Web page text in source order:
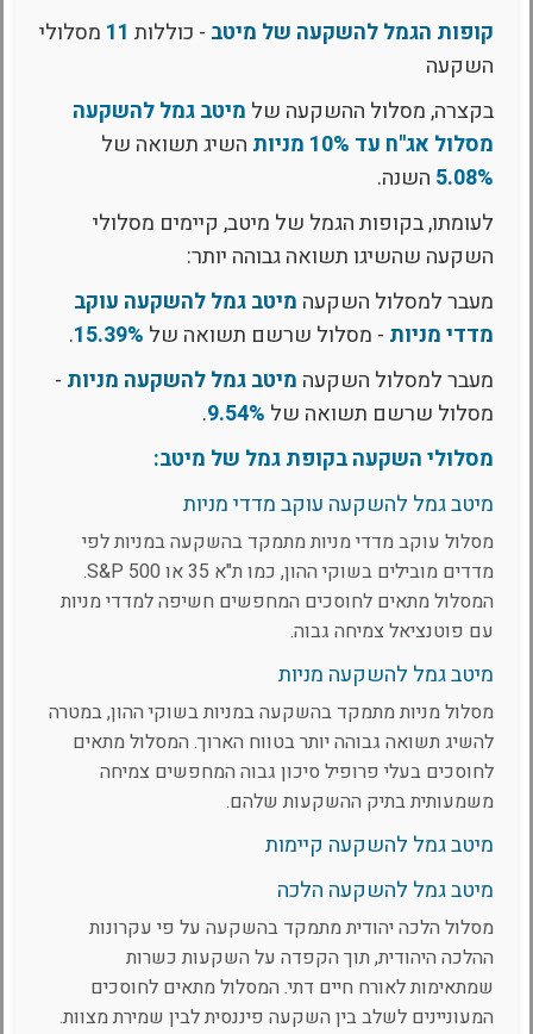
קופות הגמל להשקעה של מיטב - כוללות 11 מסלולי
השקעה
בקצרה, מסלול ההשקעה של מיטב גמל להשקעה
מסלול אג''ח עד 10% מניות
השיג תשואה של
5.08% השנה.
לעומתו, בקופות הגמל של מיטב, קיימים מסלולי
השקעה שהשיגו תשואה גבוהה יותר:
מעבר למסלול השקעה מיטב גמל להשקעה עוקב
מדדי מניות - מסלול שרשם תשואה של 15.39%
.
מעבר למסלול השקעה מיטב גמל להשקעה מניות -
מסלול שרשם תשואה של 9.54%
.
מסלולי השקעה בקופת גמל של מיטב:
מיטב גמל להשקעה עוקב מדדי מניות
מסלול עוקב מדדי מניות מתמקד בהשקעה במניות לפי
מדדים מובילים בשוקי ההון, כמו ת"א 35 או S&P 500.
המסלול מתאים לחוסכים המחפשים חשיפה למדדי מניות
עם פוטנציאל צמיחה גבוה.
מיטב גמל להשקעה מניות
מסלול מניות מתמקד בהשקעה במניות בשוקי ההון, במטרה
להשיג תשואה גבוהה יותר בטווח הארוך. המסלול מתאים
לחוסכים בעלי פרופיל סיכון גבוה המחפשים צמיחה
משמעותית בתיק ההשקעות שלהם.
מיטב גמל להשקעה קיימות
מיטב גמל להשקעה הלכה
מסלול הלכה יהודית מתמקד בהשקעה על פי עקרונות
ההלכה היהודית, תוך הקפדה על השקעות כשרות
שמתאימות לאורח חיים דתי. המסלול מתאים לחוסכים
המעוניינים לשלב בין השקעה פיננסית לבין שמירת מצוות.